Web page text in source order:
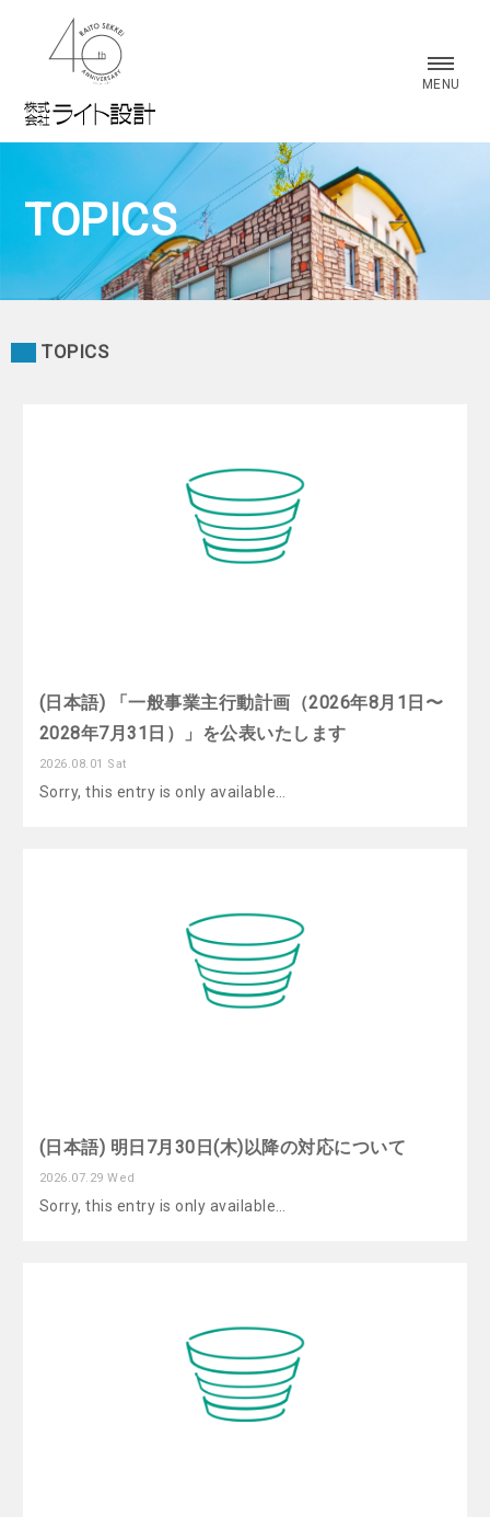
MENU
TOPICS
TOPICS
(日本語) 「一般事業主行動計画（2026年8月1日〜
2028年7月31日）」を公表いたします
2026.08.01 Sat
Sorry, this entry is only available…
(日本語) 明日7月30日(木)以降の対応について
2026.07.29 Wed
Sorry, this entry is only available…